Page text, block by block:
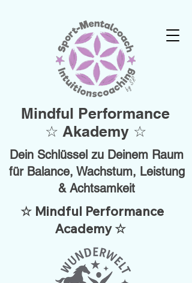
Mindful Performance
☆ Akademy ☆
Dein Schlüssel zu Deinem Raum
für Balance, Wachstum, Leistung
& Achtsamkeit
☆ Mindful Performance
Academy ☆